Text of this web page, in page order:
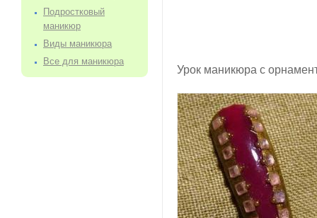
Подростковый
маникюр
Виды маникюра
Все для маникюра
Урок маникюра с